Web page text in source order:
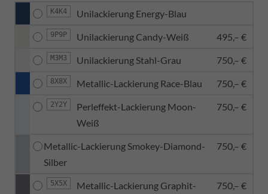
K4K4 Unilackierung Energy-Blau
9P9P Unilackierung Candy-Weiß 495,– €
M3M3 Unilackierung Stahl-Grau 750,– €
8X8X Metallic-Lackierung Race-Blau 750,– €
2Y2Y
Perleffekt-Lackierung Moon-
Weiß
750,– €
Metallic-Lackierung Smokey-Diamond-
Silber
750,– €
5X5X
Metallic-Lackierung Graphit-
750,– €